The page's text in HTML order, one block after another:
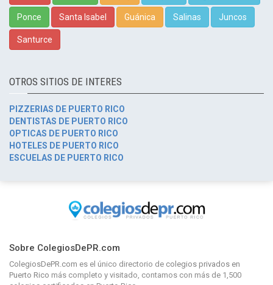
Ponce Santa Isabel Guánica Salinas Juncos
Santurce
OTROS SITIOS DE INTERES
PIZZERIAS DE PUERTO RICO
DENTISTAS DE PUERTO RICO
OPTICAS DE PUERTO RICO
HOTELES DE PUERTO RICO
ESCUELAS DE PUERTO RICO
Sobre ColegiosDePR.com
ColegiosDePR.com es el único directorio de colegios privados en
Puerto Rico más completo y visitado, contamos con más de 1,500